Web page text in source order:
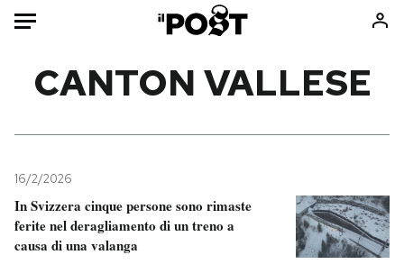
Mondo
Politica
Tecnologia
Internet
Consumismi
Storie/Idee
Ok Boomer!
CANTON VALLESE
16/2/2026
In Svizzera cinque persone sono rimaste
ferite nel deragliamento di un treno a
causa di una valanga